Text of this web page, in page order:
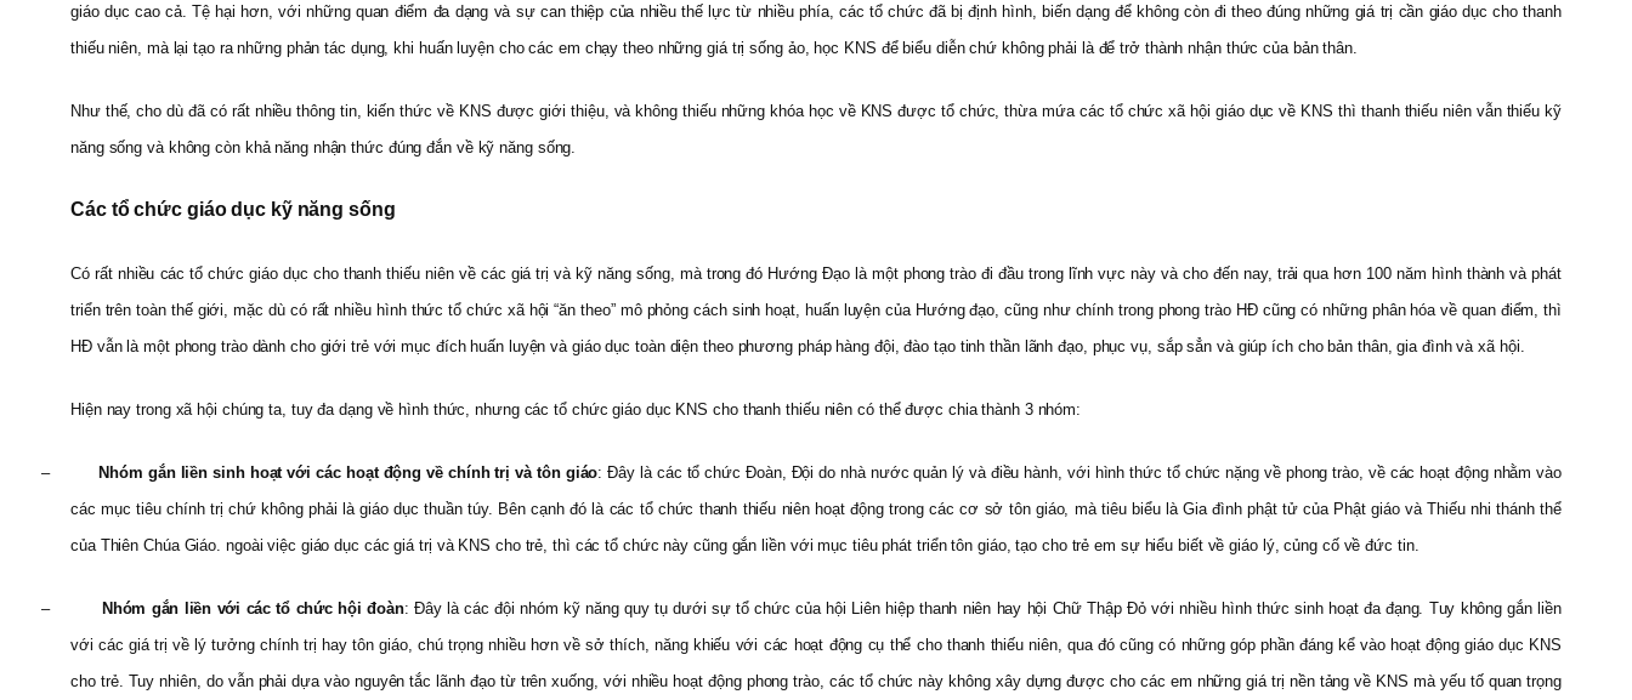
giáo dục cao cả. Tệ hại hơn, với những quan điểm đa dạng và sự can thiệp của nhiều thế lực từ nhiều phía, các tổ chức đã bị định hình, biến dạng để không còn đi theo đúng những giá trị cần giáo dục cho thanh
thiếu niên, mà lại tạo ra những phản tác dụng, khi huấn luyện cho các em chạy theo những giá trị sống ảo, học KNS để biểu diễn chứ không phải là để trở thành nhận thức của bản thân.
Như thế, cho dù đã có rất nhiều thông tin, kiến thức về KNS được giới thiệu, và không thiếu những khóa học về KNS được tổ chức, thừa mứa các tổ chức xã hội giáo dục về KNS thì thanh thiếu niên vẫn thiếu kỹ
năng sống và không còn khả năng nhận thức đúng đắn về kỹ năng sống.
Các tổ chức giáo dục kỹ năng sống
Có rất nhiều các tổ chức giáo dục cho thanh thiếu niên về các giá trị và kỹ năng sống, mà trong đó Hướng Đạo là một phong trào đi đầu trong lĩnh vực này và cho đến nay, trải qua hơn 100 năm hình thành và phát
triển trên toàn thế giới, mặc dù có rất nhiều hình thức tổ chức xã hội “ăn theo” mô phỏng cách sinh hoạt, huấn luyện của Hướng đạo, cũng như chính trong phong trào HĐ cũng có những phân hóa về quan điểm, thì
HĐ vẫn là một phong trào dành cho giới trẻ với mục đích huấn luyện và giáo dục toàn diện theo phương pháp hàng đội, đào tạo tinh thần lãnh đạo, phục vụ, sắp sẳn và giúp ích cho bản thân, gia đình và xã hội.
Hiện nay trong xã hội chúng ta, tuy đa dạng về hình thức, nhưng các tổ chức giáo dục KNS cho thanh thiếu niên có thể được chia thành 3 nhóm:
– Nhóm gắn liền sinh hoạt với các hoạt động về chính trị và tôn giáo: Đây là các tổ chức Đoàn, Đội do nhà nước quản lý và điều hành, với hình thức tổ chức nặng về phong trào, về các hoạt động nhằm vào
các mục tiêu chính trị chứ không phải là giáo dục thuần túy. Bên cạnh đó là các tổ chức thanh thiếu niên hoạt động trong các cơ sở tôn giáo, mà tiêu biểu là Gia đình phật tử của Phật giáo và Thiếu nhi thánh thể
của Thiên Chúa Giáo. ngoài việc giáo dục các giá trị và KNS cho trẻ, thì các tổ chức này cũng gắn liền với mục tiêu phát triển tôn giáo, tạo cho trẻ em sự hiểu biết về giáo lý, củng cố về đức tin.
– Nhóm gắn liền với các tổ chức hội đoàn: Đây là các đội nhóm kỹ năng quy tụ dưới sự tổ chức của hội Liên hiệp thanh niên hay hội Chữ Thập Đỏ với nhiều hình thức sinh hoạt đa đạng. Tuy không gắn liền
với các giá trị về lý tưởng chính trị hay tôn giáo, chú trọng nhiều hơn về sở thích, năng khiếu với các hoạt động cụ thể cho thanh thiếu niên, qua đó cũng có những góp phần đáng kể vào hoạt động giáo dục KNS
cho trẻ. Tuy nhiên, do vẫn phải dựa vào nguyên tắc lãnh đạo từ trên xuống, với nhiều hoạt động phong trào, các tổ chức này không xây dựng được cho các em những giá trị nền tảng về KNS mà yếu tố quan trọng